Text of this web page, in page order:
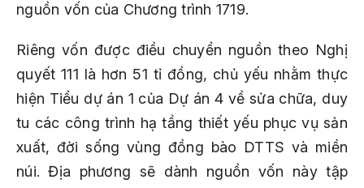
nguồn vốn của Chương trình 1719.
Riêng vốn được điều chuyển nguồn theo Nghị
quyết 111 là hơn 51 tỉ đồng, chủ yếu nhằm thực
hiện Tiểu dự án 1 của Dự án 4 về sửa chữa, duy
tu các công trình hạ tầng thiết yếu phục vụ sản
xuất, đời sống vùng đồng bào DTTS và miền
núi. Địa phương sẽ dành nguồn vốn này tập